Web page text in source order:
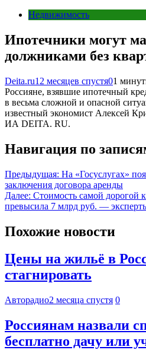
Недвижимость
Ипотечники могут
должниками без
Deita.ru12 месяцев спустя01
Россияне, взявшие ипотечный
в весьма сложной и опасной
известный экономист Алексей
ИА DEITA. RU.
Навигация по
Предыдущая: На «Госуслугах»
заключения договора аренды
Далее: Стоимость самой дорогой
превысила 7 млрд руб. —
Похожие новости
Цены на жильё в
стагнировать
Авторадио2 месяца спустя 0
Россиянам назвали
бесплатно дачу или